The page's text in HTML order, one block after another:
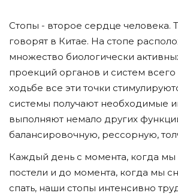
Стопы - второе сердце человека.
говорят в Китае. На стопе
множество биологически
проекций органов и систем
ходьбе все эти точки
системы получают необходимые
выполняют немало других
балансировочную, рессорную,
Каждый день с момента, когда мы
постели и до момента, когда мы
спать, наши стопы интенсивно